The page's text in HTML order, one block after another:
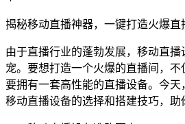
揭秘移动直播神器，一键打造火爆直
由于直播行业的蓬勃发展，移动直
宠。要想打造一个火爆的直播间，不
要拥有一套高性能的直播设备。今
移动直播设备的选择和搭建技巧，助